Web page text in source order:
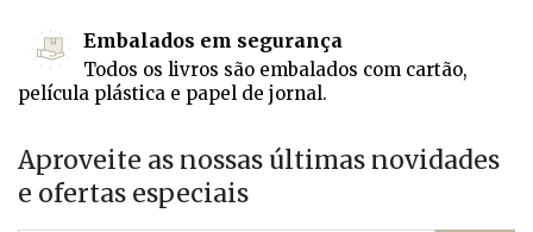
Embalados em segurança
Todos os livros são embalados com cartão,
película plástica e papel de jornal.
Aproveite as nossas últimas novidades
e ofertas especiais